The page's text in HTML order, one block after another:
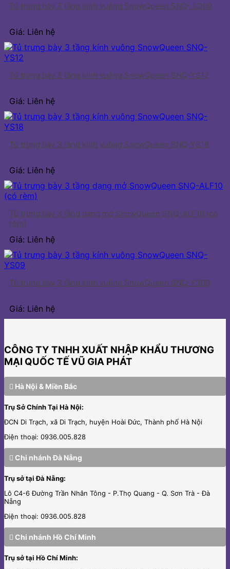
Tủ trưng bày 3 tầng kính vuông SnowQueen SNQ- LD09
Giá: Liên hệ
Tủ trưng bày 3 tầng kính vuông SnowQueen SNQ-YS12
Giá: Liên hệ
Tủ trưng bày 3 tầng kính vuông SnowQueen SNQ-YS18
Giá: Liên hệ
Tủ trưng bày 3 tầng dạng mở SnowQueen SNQ-ALF10 (có
rèm)
Giá: Liên hệ
Tủ trưng bày 3 tầng kính vuông SnowQueen SNQ-YS09
Giá: Liên hệ
CÔNG TY TNHH XUẤT NHẬP KHẨU THƯƠNG
MẠI QUỐC TẾ VŨ GIA PHÁT
Hà Nội & Miền Bắc
Trụ Sở Chính Tại Hà Nội:
ĐCN Di Trạch, xã Di Trạch, huyện Hoài Đức, Thành phố Hà Nội
Điện thoại: 0936.005.828
Chi nhánh Đà Nẵng
Trụ sở tại Đà Nẵng:
Lô C4-6 Đường Trần Nhân Tông - P.Thọ Quang - Q. Sơn Trà - Đà
Nẵng
Điện thoại: 0936.005.828
Chi nhánh Hồ Chí Minh
Trụ sở tại Hồ Chí Minh: